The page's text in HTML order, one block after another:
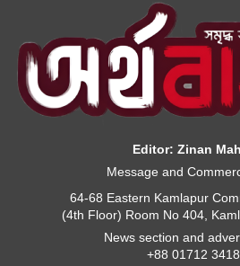
Editor: Zinan
Message and
64-68 Eastern Kamlapur
(4th Floor) Room No 404,
News section and
+88 01712